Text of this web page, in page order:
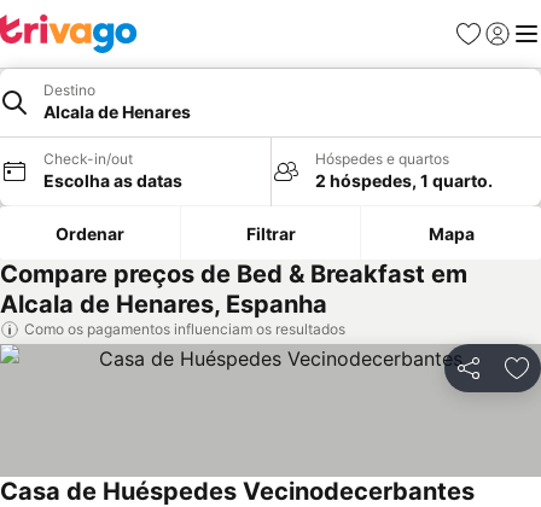
Favoritos
Iniciar
Destino
Alcala de Henares
Check-in/out
Escolha as datas
Hóspedes e quartos
2 hóspedes, 1 quarto.
Ordenar Filtrar Mapa
Compare preços de Bed & Breakfast em
Alcala de Henares, Espanha
Como os pagamentos influenciam os resultados
Partilhar
Casa de Huéspedes Vecinodecerbantes